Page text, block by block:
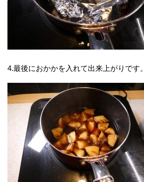
4.最後におかかを入れて出来上がりです。